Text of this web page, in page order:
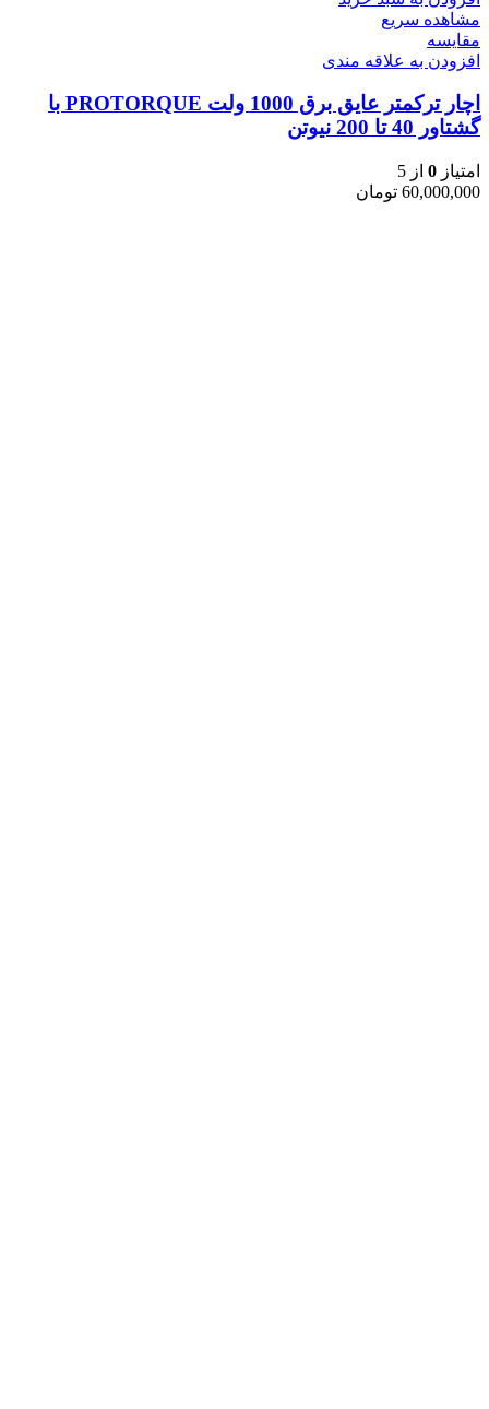
مشاهده سریع
مقایسه
افزودن به علاقه مندی
اچار ترکمتر عایق برق 1000 ولت PROTORQUE با
گشتاور 40 تا 200 نیوتن
امتیاز 0 از 5
60,000,000 تومان